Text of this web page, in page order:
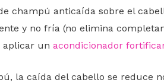
champú anticaída sobre el
y no fría (no elimina
aplicar un acondicionador
la caída del cabello se reduce